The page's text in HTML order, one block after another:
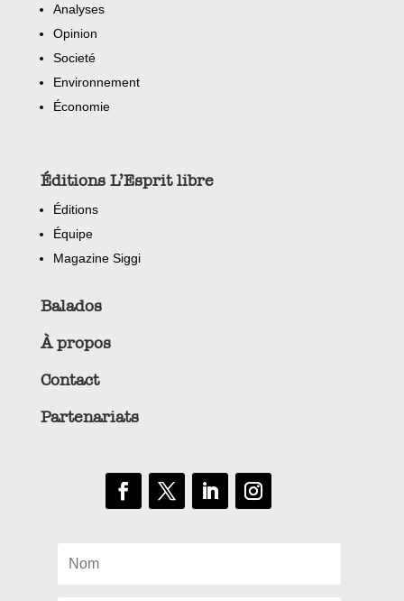
Analyses
Opinion
Societé
Environnement
Économie
Éditions L’Esprit libre
Éditions
Équipe
Magazine Siggi
Balados
À propos
Contact
Partenariats